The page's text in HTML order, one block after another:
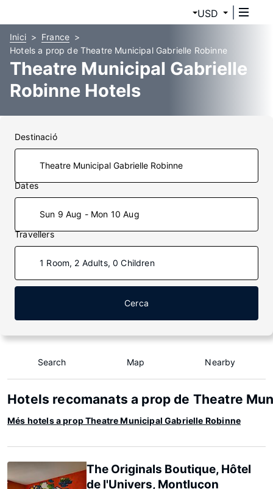
USD
Inici
France
Hotels a prop de Theatre Municipal Gabrielle Robinne
Theatre Municipal Gabrielle
Robinne Hotels
Destinació
Dates
Sun 9 Aug - Mon 10 Aug
Travellers
1 Room, 2 Adults, 0 Children
Cerca
Search Map Nearby
Hotels recomanats a prop de Theatre
Més hotels a prop Theatre Municipal Gabrielle Robinne
The Originals Boutique, Hôtel
de l'Univers, Montluçon